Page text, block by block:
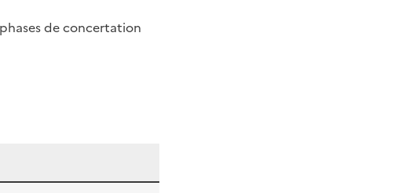
de concertation